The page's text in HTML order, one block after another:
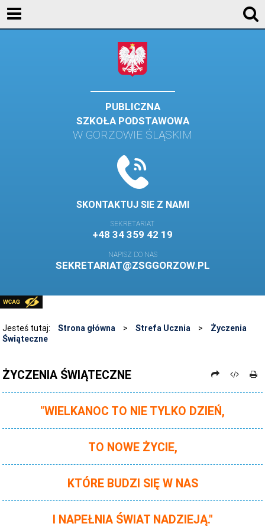
PUBLICZNA
SZKOŁA PODSTAWOWA
W GORZOWIE ŚLĄSKIM
SKONTAKTUJ SIE Z NAMI
SEKRETARIAT
+48 34 359 42 19
NAPISZ DO NAS
SEKRETARIAT@ZSGGORZOW.PL
PLIKI DO POBRANIA
LINKI
ARCHIWUM STRONY
STOSOWANIE TECHNOLOGII TIK - TABLICA INTERAKTYWNA
DANE OSOBOWE
Jesteś tutaj: Strona główna > Strefa Ucznia >
Życzenia
Świąteczne
ŻYCZENIA ŚWIĄTECZNE
"WIELKANOC TO NIE TYLKO DZIEŃ,
TO NOWE ŻYCIE,
KTÓRE BUDZI SIĘ W NAS
I NAPEŁNIA ŚWIAT NADZIEJĄ."